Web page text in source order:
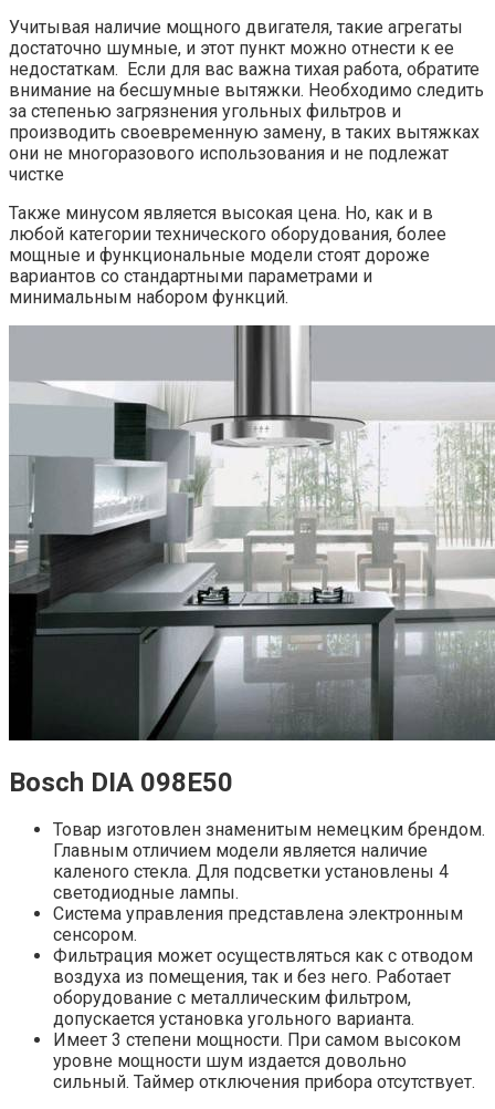
Учитывая наличие мощного двигателя, такие агрегаты
достаточно шумные, и этот пункт можно отнести к ее
недостаткам. Если для вас важна тихая работа, обратите
внимание на бесшумные вытяжки. Необходимо следить
за степенью загрязнения угольных фильтров и
производить своевременную замену, в таких вытяжках
они не многоразового использования и не подлежат
чистке
Также минусом является высокая цена. Но, как и в
любой категории технического оборудования, более
мощные и функциональные модели стоят дороже
вариантов со стандартными параметрами и
минимальным набором функций.
Bosch DIA 098E50
Товар изготовлен знаменитым немецким брендом.
Главным отличием модели является наличие
каленого стекла. Для подсветки установлены 4
светодиодные лампы.
Система управления представлена электронным
сенсором.
Фильтрация может осуществляться как с отводом
воздуха из помещения, так и без него. Работает
оборудование с металлическим фильтром,
допускается установка угольного варианта.
Имеет 3 степени мощности. При самом высоком
уровне мощности шум издается довольно
сильный. Таймер отключения прибора отсутствует.